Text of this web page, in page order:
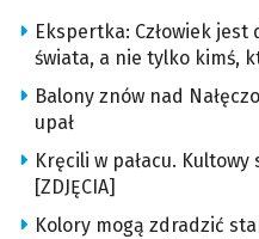
Ekspertka: Człowiek
świata, a nie tylko kimś,
Balony znów nad
upał
Kręcili w pałacu.
[ZDJĘCIA]
Kolory mogą zdradzić